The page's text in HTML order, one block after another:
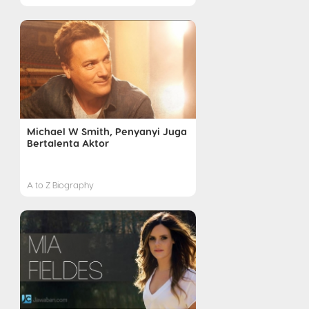
Michael W Smith, Penyanyi Juga
Bertalenta Aktor
A to Z Biography